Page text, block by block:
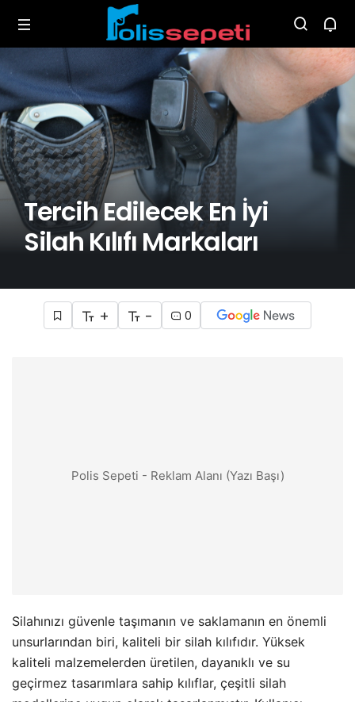
Tercih Edilecek En İyi
Silah Kılıfı Markaları
+ - 0
Polis Sepeti - Reklam Alanı (Yazı Başı)
Silahınızı güvenle taşımanın ve saklamanın en önemli
unsurlarından biri, kaliteli bir silah kılıfıdır. Yüksek
kaliteli malzemelerden üretilen, dayanıklı ve su
geçirmez tasarımlara sahip kılıflar, çeşitli silah